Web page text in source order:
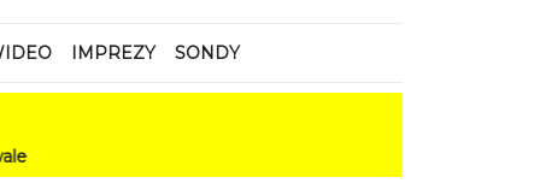
IMPREZY SONDY